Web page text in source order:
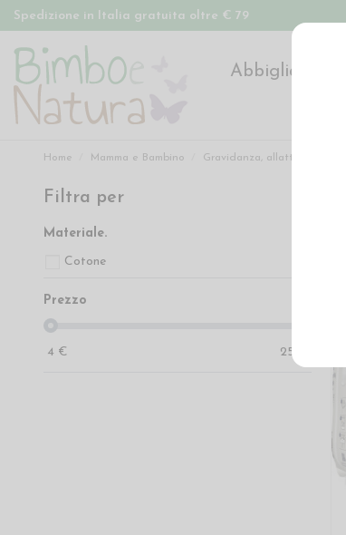
Spedizione in Italia gratuita oltre € 79
Abbigliamento
Home Mamma e Bambino Gravidanza, allattamento
Filtra per
Materiale.
Cotone
Prezzo
4 € 25